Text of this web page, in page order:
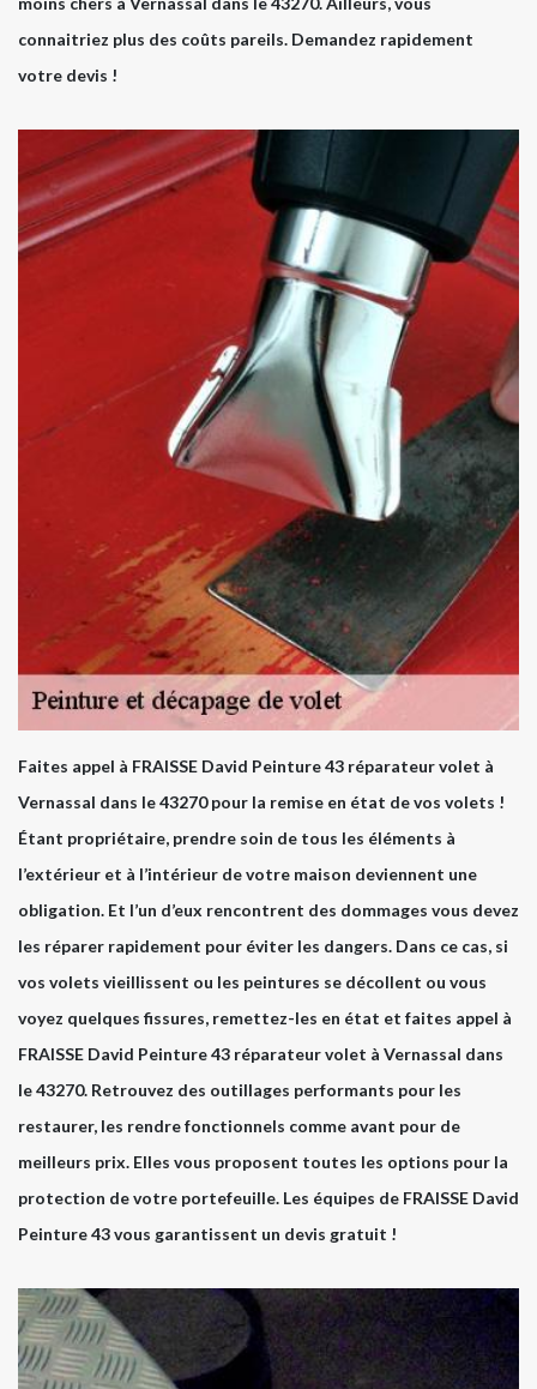
connaitriez plus des coûts pareils. Demandez rapidement
votre devis !
Faites appel à FRAISSE David Peinture 43 réparateur volet à
Vernassal dans le 43270 pour la remise en état de vos volets !
Étant propriétaire, prendre soin de tous les éléments à
l’extérieur et à l’intérieur de votre maison deviennent une
obligation. Et l’un d’eux rencontrent des dommages vous devez
les réparer rapidement pour éviter les dangers. Dans ce cas, si
vos volets vieillissent ou les peintures se décollent ou vous
voyez quelques fissures, remettez-les en état et faites appel à
FRAISSE David Peinture 43 réparateur volet à Vernassal dans
le 43270. Retrouvez des outillages performants pour les
restaurer, les rendre fonctionnels comme avant pour de
meilleurs prix. Elles vous proposent toutes les options pour la
protection de votre portefeuille. Les équipes de FRAISSE David
Peinture 43 vous garantissent un devis gratuit !